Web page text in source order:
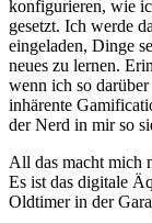
konfigurieren, wie
gesetzt. Ich werde
eingeladen, Dinge
neues zu lernen.
wenn ich so
inhärente
der Nerd in mir so
All das macht mich
Es ist das digitale
Oldtimer in der